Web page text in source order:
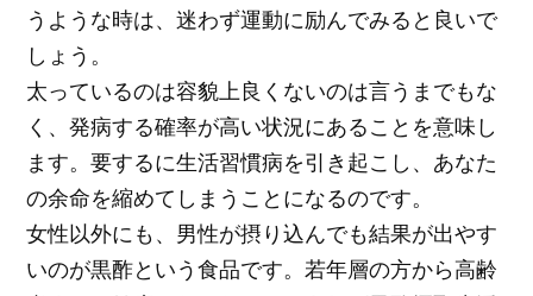
うような時は、迷わず運動に励んでみると良いで
しょう。
太っているのは容貌上良くないのは言うまでもな
く、発病する確率が高い状況にあることを意味し
ます。要するに生活習慣病を引き起こし、あなた
の余命を縮めてしまうことになるのです。
女性以外にも、男性が摂り込んでも結果が出やす
いのが黒酢という食品です。若年層の方から高齢